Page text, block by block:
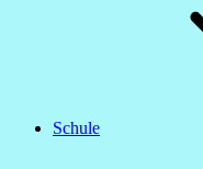
Schule